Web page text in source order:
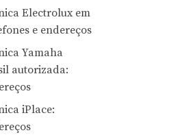
Electrolux em
e endereços
Yamaha
autorizada:
iPlace: